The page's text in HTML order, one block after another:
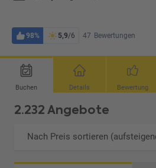
98% 5,9/6 47 Bewertungen
Buchen Details Bewertung
2.232 Angebote
Nach Preis sortieren